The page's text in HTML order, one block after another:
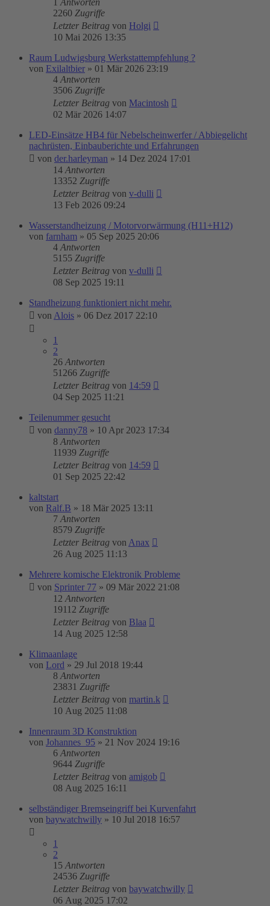
Antworten
2260 Zugriffe
Letzter Beitrag von Holgi
10 Mai 2026 13:35
Raum Ludwigsburg Werkstattempfehlung ?
von Exilaltbier » 01 Mär 2026 23:19
4 Antworten
3506 Zugriffe
Letzter Beitrag von Macintosh
02 Mär 2026 14:07
LED-Einsätze HB4 für Nebelscheinwerfer / Abbiegelicht
nachrüsten, Einbauberichte und Erfahrungen
von der.harleyman » 14 Dez 2024 17:01
14 Antworten
13352 Zugriffe
Letzter Beitrag von v-dulli
13 Feb 2026 09:24
Wasserstandheizung / Motorvorwärmung (H11+H12)
von farnham » 05 Sep 2025 20:06
4 Antworten
5155 Zugriffe
Letzter Beitrag von v-dulli
08 Sep 2025 19:11
Standheizung funktioniert nicht mehr.
von Alois » 06 Dez 2017 22:10
1
2
26 Antworten
51266 Zugriffe
Letzter Beitrag von 14:59
04 Sep 2025 11:21
Teilenummer gesucht
von danny78 » 10 Apr 2023 17:34
8 Antworten
11939 Zugriffe
Letzter Beitrag von 14:59
01 Sep 2025 22:42
kaltstart
von Ralf.B » 18 Mär 2025 13:11
7 Antworten
8579 Zugriffe
Letzter Beitrag von Anax
26 Aug 2025 11:13
Mehrere komische Elektronik Probleme
von Sprinter 77 » 09 Mär 2022 21:08
12 Antworten
19112 Zugriffe
Letzter Beitrag von Blaa
14 Aug 2025 12:58
Klimaanlage
von Lord » 29 Jul 2018 19:44
8 Antworten
23831 Zugriffe
Letzter Beitrag von martin.k
10 Aug 2025 11:08
Innenraum 3D Konstruktion
von Johannes_95 » 21 Nov 2024 19:16
6 Antworten
9644 Zugriffe
Letzter Beitrag von amigob
08 Aug 2025 16:11
selbständiger Bremseingriff bei Kurvenfahrt
von baywatchwilly » 10 Jul 2018 16:57
1
2
15 Antworten
24536 Zugriffe
Letzter Beitrag von baywatchwilly
06 Aug 2025 17:02